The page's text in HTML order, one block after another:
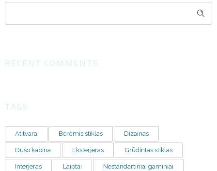
RECENT COMMENTS
TAGS
Atitvara Berėmis stiklas Dizainas
Dušo kabina Eksterjeras Grūdintas stiklas
Interjeras Laiptai Nestandartiniai gaminiai